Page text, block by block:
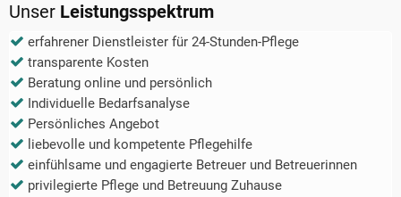
Unser Leistungsspektrum
erfahrener Dienstleister für 24-Stunden-Pflege
transparente Kosten
Beratung online und persönlich
Individuelle Bedarfsanalyse
Persönliches Angebot
liebevolle und kompetente Pflegehilfe
einfühlsame und engagierte Betreuer und Betreuerinnen
privilegierte Pflege und Betreuung Zuhause